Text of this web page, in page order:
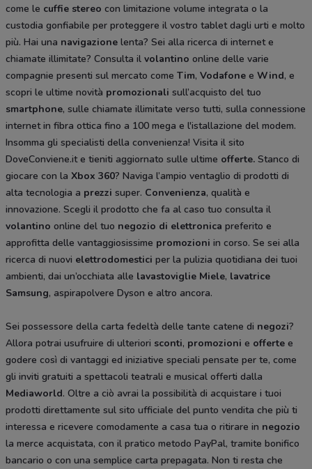
come le cuffie stereo con limitazione volume integrata o la
custodia gonfiabile per proteggere il vostro tablet dagli urti e molto
più. Hai una navigazione lenta? Sei alla ricerca di internet e
chiamate illimitate? Consulta il volantino online delle varie
compagnie presenti sul mercato come Tim, Vodafone e Wind, e
scopri le ultime novità promozionali sull’acquisto del tuo
smartphone, sulle chiamate illimitate verso tutti, sulla connessione
internet in fibra ottica fino a 100 mega e l'istallazione del modem.
Insomma gli specialisti della convenienza! Visita il sito
DoveConviene.it e tieniti aggiornato sulle ultime offerte. Stanco di
giocare con la Xbox 360? Naviga l’ampio ventaglio di prodotti di
alta tecnologia a prezzi super. Convenienza, qualità e
innovazione. Scegli il prodotto che fa al caso tuo consulta il
volantino online del tuo negozio di elettronica preferito e
approfitta delle vantaggiosissime promozioni in corso. Se sei alla
ricerca di nuovi elettrodomestici per la pulizia quotidiana dei tuoi
ambienti, dai un’occhiata alle lavastoviglie Miele, lavatrice
Samsung, aspirapolvere Dyson e altro ancora.
Sei possessore della carta fedeltà delle tante catene di negozi?
Allora potrai usufruire di ulteriori sconti, promozioni e offerte e
godere così di vantaggi ed iniziative speciali pensate per te, come
gli inviti gratuiti a spettacoli teatrali e musical offerti dalla
Mediaworld. Oltre a ciò avrai la possibilità di acquistare i tuoi
prodotti direttamente sul sito ufficiale del punto vendita che più ti
interessa e ricevere comodamente a casa tua o ritirare in negozio
la merce acquistata, con il pratico metodo PayPal, tramite bonifico
bancario o con una semplice carta prepagata. Non ti resta che